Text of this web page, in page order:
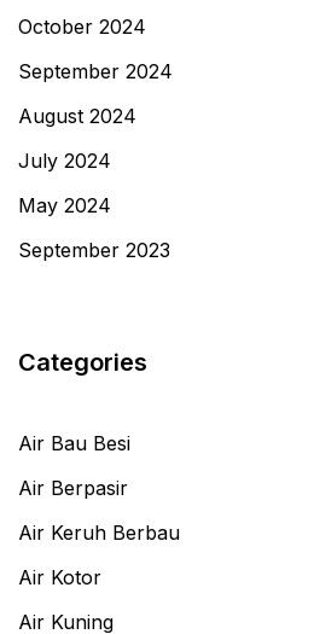
October 2024
September 2024
August 2024
July 2024
May 2024
September 2023
Categories
Air Bau Besi
Air Berpasir
Air Keruh Berbau
Air Kotor
Air Kuning